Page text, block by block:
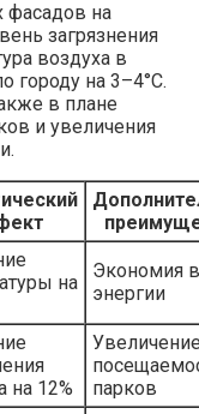
фасадов на
загрязнения
воздуха в
городу на 3–4°C.
в плане
и увеличения
на
Экономия
энергии
на 12%
парков